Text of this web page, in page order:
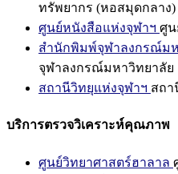
ทรัพยากร (หอสมุดกลาง)
ศูนย์หนังสือแห่งจุฬาฯ ศูน
สำนักพิมพ์จุฬาลงกรณ์ม
จุฬาลงกรณ์มหาวิทยาลัย
สถานีวิทยุแห่งจุฬาฯ สถา
บริการตรวจวิเคราะห์คุณภาพ
ศูนย์วิทยาศาสตร์ฮาลาล